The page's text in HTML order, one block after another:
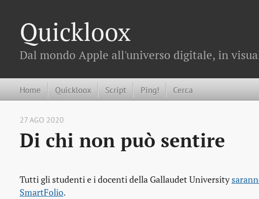
Quickloox
Dal mondo Apple all'universo digitale, in
Home Quickloox Script Ping! Cerca
27 AGO 2020
Di chi non può sentire
Tutti gli studenti e i docenti della Gallaudet University
SmartFolio.